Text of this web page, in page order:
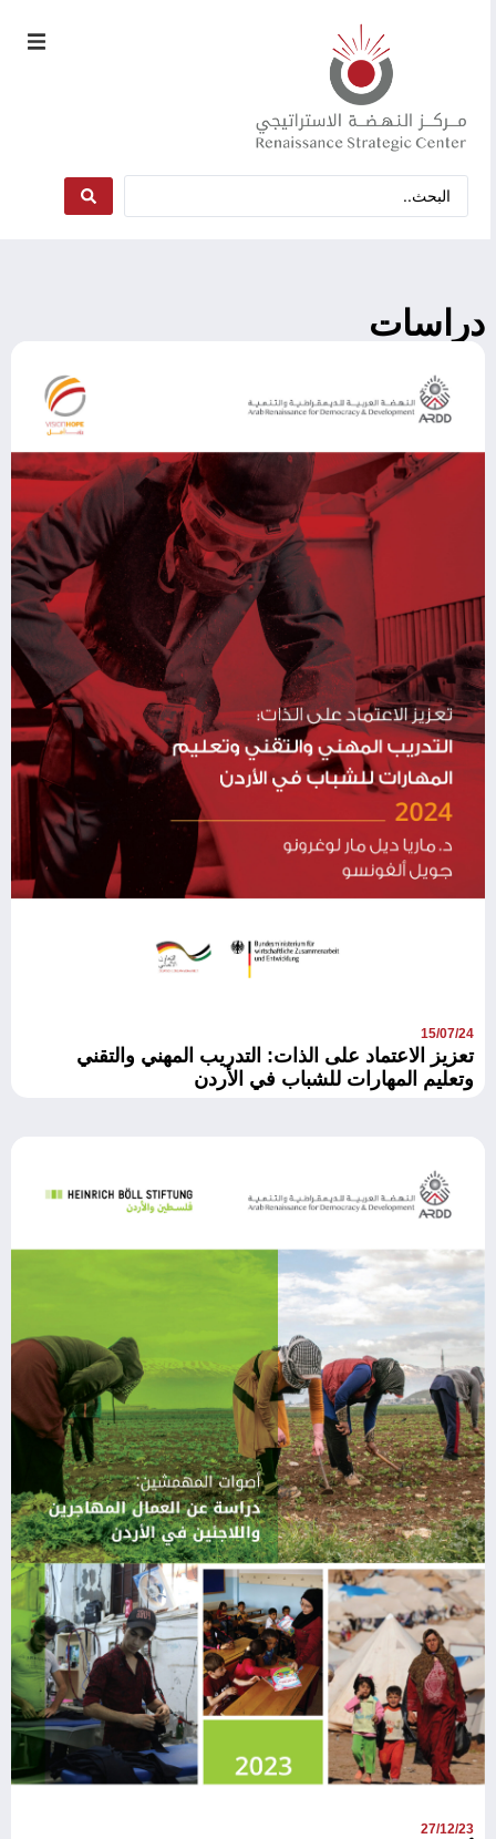
دراسات
15/07/24
تعزيز الاعتماد على الذات: التدريب المهني والتقني
وتعليم المهارات للشباب في الأردن
27/12/23